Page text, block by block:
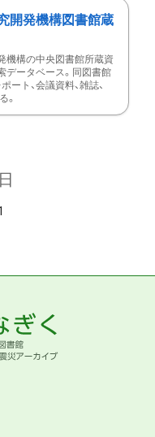
開発機構図書館蔵
機構の中央図書館所蔵資
データベース。同図書館
ート、会議資料、雑誌、
。